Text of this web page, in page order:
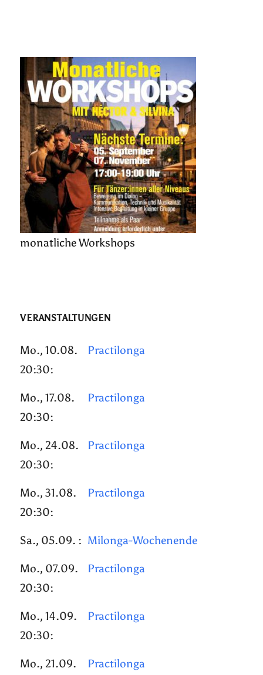
monatliche Workshops
VERANSTALTUNGEN
Mo., 10.08.
20:30:
Practilonga
Mo., 17.08.
20:30:
Practilonga
Mo., 24.08.
20:30:
Practilonga
Mo., 31.08.
20:30:
Practilonga
Sa., 05.09. : Milonga-Wochenende
Mo., 07.09.
20:30:
Practilonga
Mo., 14.09.
20:30:
Practilonga
Mo., 21.09.
Practilonga